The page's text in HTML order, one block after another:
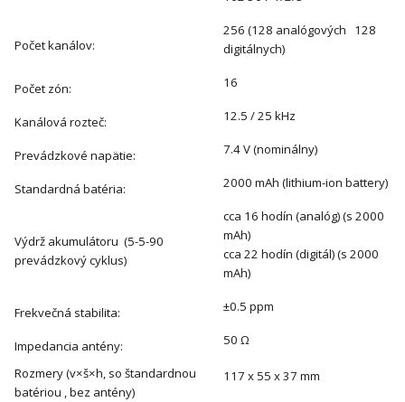
Počet kanálov:
256 (128 analógových 128
digitálnych)
Počet zón: 16
Kanálová rozteč: 12.5 / 25 kHz
Prevádzkové napätie: 7.4 V (nominálny)
Standardná batéria: 2000 mAh (lithium-ion battery)
Výdrž akumulátoru (5-5-90
prevádzkový cyklus)
cca 16 hodín (analóg) (s 2000
mAh)
cca 22 hodín (digitál) (s 2000
mAh)
Frekvečná stabilita: ±0.5 ppm
Impedancia antény: 50 Ω
Rozmery (v×š×h, so štandardnou
batériou , bez antény)
117 x 55 x 37 mm